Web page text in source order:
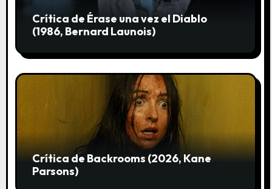
Crítica de Érase una vez el Diablo
(1986, Bernard Launois)
Crítica de Backrooms (2026, Kane
Parsons)